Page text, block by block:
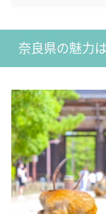
奈良県の魅力